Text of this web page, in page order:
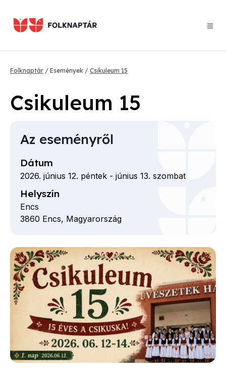
tartalomra
Morzsa
Folknaptár Események Csikuleum 15
Csikuleum 15
Az eseményről
Dátum
2026. június 12. péntek - június 13. szombat
Helyszín
Encs
3860 Encs, Magyarország